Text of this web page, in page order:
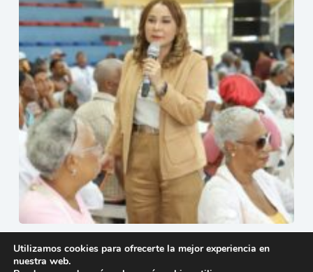
social de Supérate
29 de julio de 2026
Utilizamos cookies para ofrecerte la mejor experiencia en
nuestra web.